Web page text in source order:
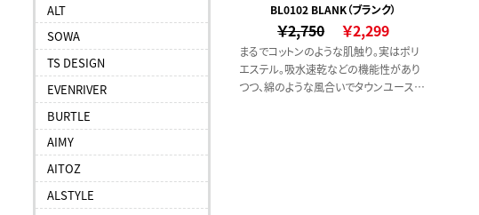
ALT
SOWA
TS DESIGN
EVENRIVER
BURTLE
AIMY
AITOZ
ALSTYLE
ーウェイト）
BL0102 BLANK（ブランク）
￥2,750 ￥2,299
まるでコットンのような肌触り。実はポリ
エステル。吸水速乾などの機能性があり
つつ、綿のような風合いでタウンユースで